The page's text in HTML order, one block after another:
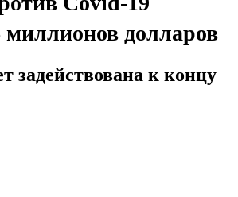
миллионов долларов
задействована к концу